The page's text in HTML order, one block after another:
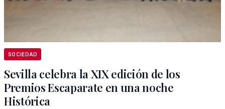
SOCIEDAD
Sevilla celebra la XIX edición de los
Premios Escaparate en una noche
Histórica